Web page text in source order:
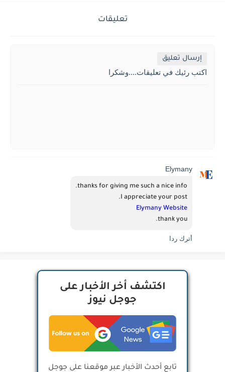
تعليقات
إرسال تعليق
اكتب رئيك في تعليقات....وشكرا
Elymany
thanks for giving me such a nice info.
I appreciate your post.
Elymany Website
thank you.
أترك ردا
اكتشف أخر الأخبار على
جوجل نيوز
تابع أحدث الأخبار عبر موقعنا على جوجل